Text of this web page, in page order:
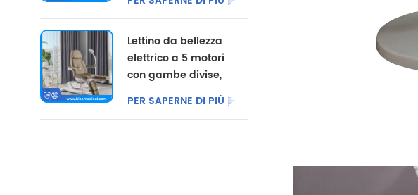
pedicure
arredamento per
salone, lettino
elettrico per centri
di podologia, molto
venduto.
Lettino da bellezza
elettrico a 5 motori
con gambe divise,
commerciale.
PER SAPERNE DI PIÙ